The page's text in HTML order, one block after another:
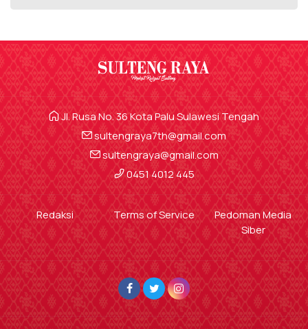
Jl. Rusa No. 36 Kota Palu Sulawesi Tengah
sultengraya7th@gmail.com
sultengraya@gmail.com
0451 4012 445
Redaksi Terms of Service
Pedoman Media
Siber